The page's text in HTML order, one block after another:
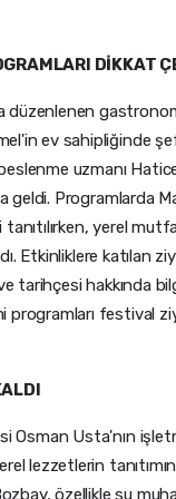
DİKKAT
düzenlenen
ev sahipliğinde
uzmanı
geldi. Programlarda
yerel
Etkinliklere katılan
tarihçesi hakkında
programları festival
Osman Usta'nın
lezzetlerin
özellikle su